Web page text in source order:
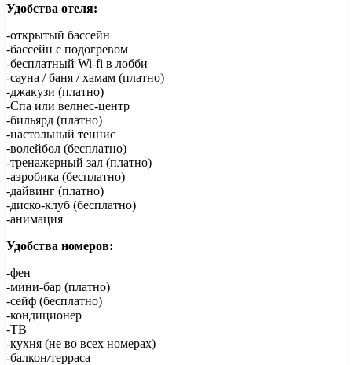
Удобства отеля:
-открытый бассейн
-бассейн с подогревом
-бесплатный Wi-fi в лобби
-сауна / баня / хамам (платно)
-джакузи (платно)
-Спа или велнес-центр
-бильярд (платно)
-настольный теннис
-волейбол (бесплатно)
-тренажерный зал (платно)
-аэробика (бесплатно)
-дайвинг (платно)
-диско-клуб (бесплатно)
-анимация
Удобства номеров:
-фен
-мини-бар (платно)
-сейф (бесплатно)
-кондиционер
-ТВ
-кухня (не во всех номерах)
-балкон/терраса